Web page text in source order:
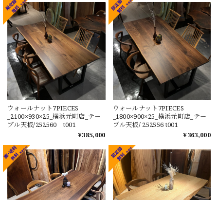
ウォールナット7PIECES
_2100×930×25_横浜元町店_テー
ブル天板/252560 t001
¥385,000
ウォールナット7PIECES
_1800×900×25_横浜元町店_テー
ブル天板/ 252556 t001
¥363,000